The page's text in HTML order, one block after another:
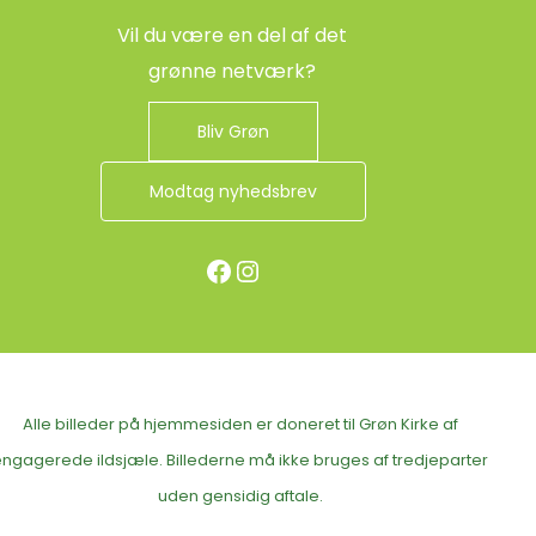
Vil du være en del af det
grønne netværk?
Bliv Grøn
Modtag nyhedsbrev
Facebook Instagram
Alle billeder på hjemmesiden er doneret til Grøn Kirke af
ildsjæle. Billederne må ikke bruges af tredjeparter
uden gensidig aftale.